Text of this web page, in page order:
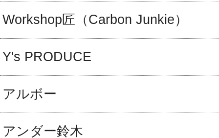
Workshop匠（Carbon Junkie）
Y's PRODUCE
アルボー
アンダー鈴木